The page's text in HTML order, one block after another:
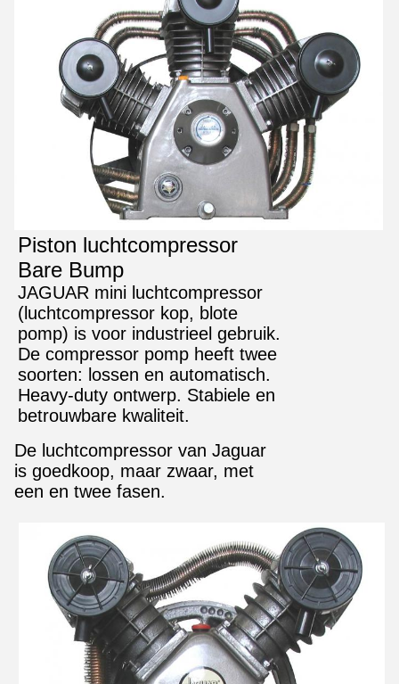
Piston luchtcompressor
Bare Bump
JAGUAR mini luchtcompressor
(luchtcompressor kop, blote
pomp) is voor industrieel gebruik.
De compressor pomp heeft twee
soorten: lossen en automatisch.
Heavy-duty ontwerp. Stabiele en
betrouwbare kwaliteit.
De luchtcompressor van Jaguar
is goedkoop, maar zwaar, met
een en twee fasen.